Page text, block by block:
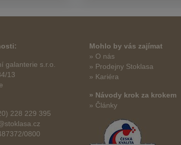
galanterie s.r.o.
13
228 229 395
0800
Mohlo by vás zajímat
» O nás
» Prodejny Stoklasa
» Kariéra
» Návody krok za krokem
» Články